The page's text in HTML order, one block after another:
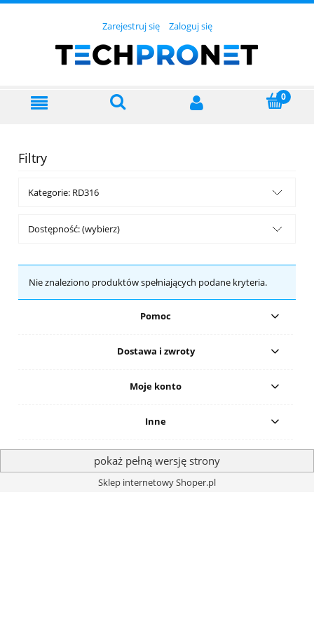
Zarejestruj się Zaloguj się
Filtry
Kategorie: RD316
Dostępność: (wybierz)
Nie znaleziono produktów spełniających podane kryteria.
Pomoc
Dostawa i zwroty
Moje konto
Inne
pokaż pełną wersję strony
Sklep internetowy Shoper.pl